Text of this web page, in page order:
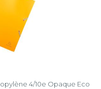
4/10e Opaque Eco